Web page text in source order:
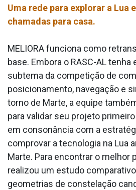
Uma rede para explorar a Lua
chamadas para casa.
MELIORA funciona como
base. Embora o RASC-AL
subtema da competição de
posicionamento, navegação e
torno de Marte, a equipe
para validar seu projeto
em consonância com a
comprovar a tecnologia na Lua
Marte. Para encontrar o melhor
realizou um estudo
geometrias de constelação